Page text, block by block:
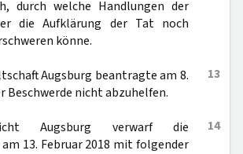
durch welche Handlungen der
die Aufklärung der Tat noch
könne.
13
Augsburg beantragte am 8.
Beschwerde nicht abzuhelfen.
14
Augsburg verwarf die
13. Februar 2018 mit folgender